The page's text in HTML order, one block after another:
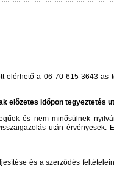
elérhető a 06 70 615 3643-as
előzetes időpon tegyeztetés
és nem minősülnek
után érvényesek.
és a szerződés